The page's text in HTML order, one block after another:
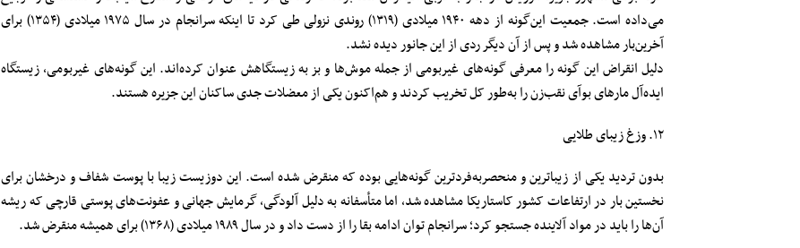
می‌داده است. جمعیت این‌گونه از دهه ۱۹۴۰ میلادی (۱۳۱۹) روندی نزولی طی کرد تا اینکه سرانجام در سال ۱۹۷۵ میلادی (۱۳۵۴) برای
آخرین‌بار مشاهده شد و پس از آن دیگر ردی از این جانور دیده نشد.
دلیل انقراض این گونه را معرفی گونه‌های غیربومی از جمله موش‌ها و بز به زیستگاهش عنوان کرده‌اند. این گونه‌های غیربومی، زیستگاه
ایده‌آل مار‌های بوآی نقب‌زن را به‌طور کل تخریب کردند و هم‌اکنون یکی از معضلات جدی ساکنان این جزیره هستند.
۱۲. وزغ زیبای طلایی
بدون تردید یکی از زیباترین و منحصربه‌فردترین گونه‌هایی بوده که منقرض شده است. این دوزیست زیبا با پوست شفاف و درخشان برای
نخستین بار در ارتفاعات کشور کاستاریکا مشاهده شد، اما متأسفانه به دلیل آلودگی، گرمایش جهانی و عفونت‌های پوستی قارچی که ریشه
آن‌ها را باید در مواد آلاینده جستجو کرد؛ سرانجام توان ادامه بقا را از دست داد و در سال ۱۹۸۹ میلادی (۱۳۶۸) برای همیشه منقرض شد.